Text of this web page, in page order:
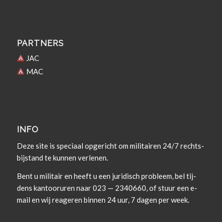
PARTNERS
JAC
MAC
INFO
Deze site is spe­ci­aal opgericht om militairen 24/7 rechts­
bi­j­s­tand te kun­nen verlenen.
Bent u militair en heeft u een juridisch prob­leem, bel tij­
dens kan­tooruren naar 023 — 2340660, of stuur een e-
mail en wij rea­geren bin­nen 24 uur, 7 dagen per week.